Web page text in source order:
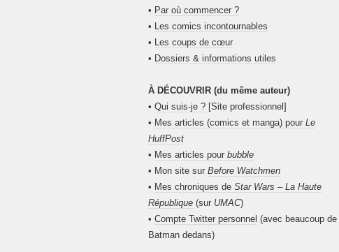
• Par où commencer ?
• Les comics incontournables
• Les coups de cœur
• Dossiers & informations utiles
À DÉCOUVRIR (du même auteur)
• Qui suis-je ? [Site professionnel]
• Mes articles (comics et manga) pour Le
HuffPost
• Mes articles pour bubble
• Mon site sur Before Watchmen
• Mes chroniques de Star Wars – La Haute
République (sur UMAC)
• Compte Twitter personnel (avec beaucoup de
Batman dedans)